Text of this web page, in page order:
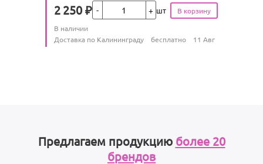
Цена
2 250 ₽Кол-во шт
Количество
В наличии
Условия доставки
Доставка по Калининграду бесплатно 11 Авг
Предлагаем продукцию более 20
брендов